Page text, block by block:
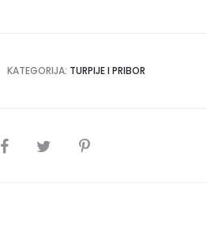
KATEGORIJA: TURPIJE I PRIBOR
SHARE